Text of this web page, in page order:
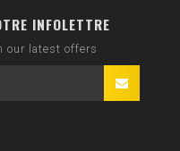
INFOLETTRE
our latest offers